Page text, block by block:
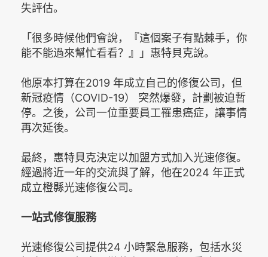
失評估。
「很多時候他們會說，『這個案子有點棘手，你
能不能過來幫忙看看？』」惠特貝克說。
他原本打算在2019 年成立自己的修復公司，但
新冠疫情（COVID-19） 突然爆發，計劃被迫暫
停。之後，公司一位重要員工罹患癌症，讓事情
再次延後。
最終，惠特貝克決定以加盟方式加入光速修復。
經過將近一年的交流與了解，他在2024 年正式
成立橙縣光速修復公司。
一站式修復服務
光速修復公司提供24 小時緊急服務，包括水災